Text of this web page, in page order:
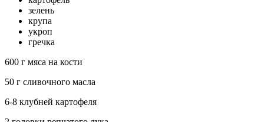
зелень
крупа
укроп
гречка
600 г мяса на кости
50 г сливочного масла
6-8 клубней картофеля